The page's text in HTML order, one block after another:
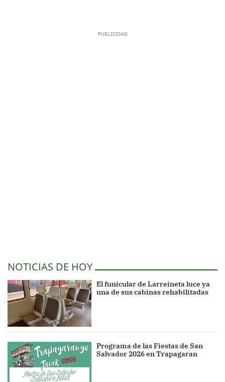
NOTICIAS DE HOY
El funicular de Larreineta luce ya
una de sus cabinas rehabilitadas
Programa de las Fiestas de San
Salvador 2026 en Trapagaran